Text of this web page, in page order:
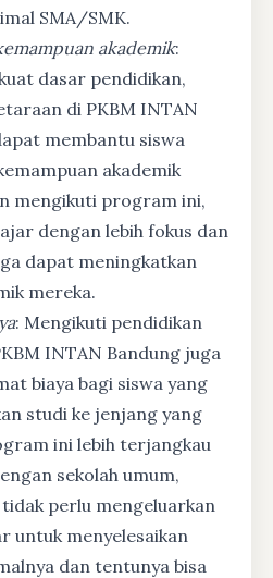
SMA/SMK.
akademik:
dasar pendidikan,
di PKBM INTAN
membantu siswa
akademik
mengikuti program ini,
dengan lebih fokus dan
dapat meningkatkan
mereka.
: Mengikuti pendidikan
INTAN Bandung juga
biaya bagi siswa yang
studi ke jenjang yang
ini lebih terjangkau
sekolah umum,
perlu mengeluarkan
untuk menyelesaikan
dan tentunya bisa